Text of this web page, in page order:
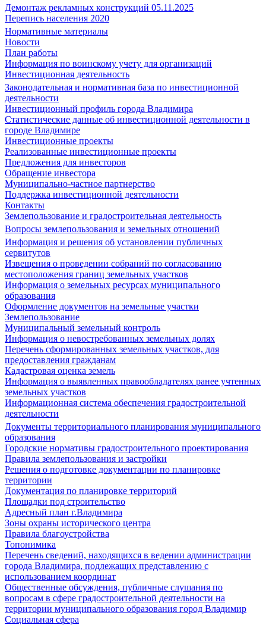
Демонтаж рекламных конструкций 05.11.2025
Перепись населения 2020
Нормативные материалы
Новости
План работы
Информация по воинскому учету для организаций
Инвестиционная деятельность
Законодательная и нормативная база по инвестиционной
деятельности
Инвестиционный профиль города Владимира
Статистические данные об инвестиционной деятельности в
городе Владимире
Инвестиционные проекты
Реализованные инвестиционные проекты
Предложения для инвесторов
Обращение инвестора
Муниципально-частное партнерство
Поддержка инвестиционной деятельности
Контакты
Землепользование и градостроительная деятельность
Вопросы землепользования и земельных отношений
Информация и решения об установлении публичных
сервитутов
Извещения о проведении собраний по согласованию
местоположения границ земельных участков
Информация о земельных ресурсах муниципального
образования
Оформление документов на земельные участки
Землепользование
Муниципальный земельный контроль
Информация о невостребованных земельных долях
Перечень сформированных земельных участков, для
предоставления гражданам
Кадастровая оценка земель
Информация о выявленных правообладателях ранее учтенных
земельных участков
Информационная система обеспечения градостроительной
деятельности
Документы территориального планирования муниципального
образования
Городские нормативы градостроительного проектирования
Правила землепользования и застройки
Решения о подготовке документации по планировке
территории
Документация по планировке территорий
Площадки под строительство
Адресный план г.Владимира
Зоны охраны исторического центра
Правила благоустройства
Топонимика
Перечень сведений, находящихся в ведении администрации
города Владимира, подлежащих представлению с
использованием координат
Общественные обсуждения, публичные слушания по
вопросам в сфере градостроительной деятельности на
территории муниципального образования город Владимир
Социальная сфера